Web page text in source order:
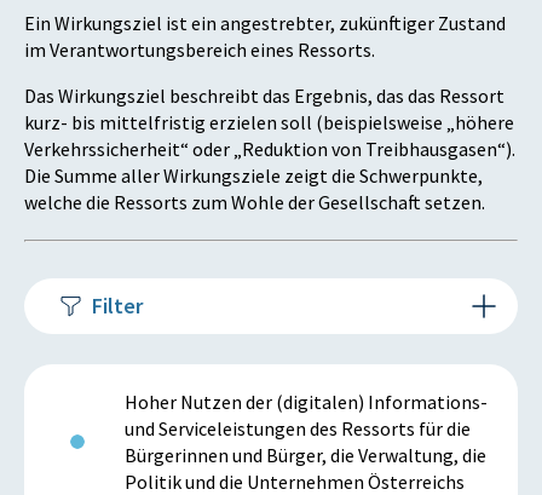
Ein Wirkungsziel ist ein angestrebter, zukünftiger Zustand
im Verantwortungsbereich eines Ressorts.
Das Wirkungsziel beschreibt das Ergebnis, das das Ressort
kurz- bis mittelfristig erzielen soll (beispielsweise „höhere
Verkehrssicherheit“ oder „Reduktion von Treibhausgasen“).
Die Summe aller Wirkungsziele zeigt die Schwerpunkte,
welche die Ressorts zum Wohle der Gesellschaft setzen.
Filter
Hoher Nutzen der (digitalen) Informations-
und Serviceleistungen des Ressorts für die
Bürgerinnen und Bürger, die Verwaltung, die
Politik und die Unternehmen Österreichs